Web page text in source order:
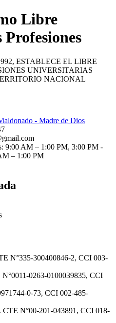
Libre
ESTABLECE EL LIBRE
UNIVERSITARIAS
NACIONAL
- Madre de Dios
9:00 AM – 1:00 PM, 3:00 PM -
– 1:00 PM
N°335-300400846-2, CCI 003-
0263-0100039835, CCI
0-73, CCI 002-485-
CTE N°00-201-043891, CCI 018-